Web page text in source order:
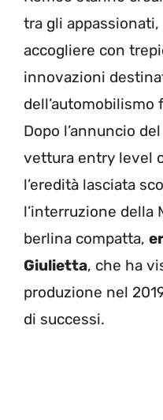
tra gli
accogliere con
innovazioni
dell’automobilismo
Dopo l’annuncio
vettura entry level
l’eredità lasciata
l’interruzione della
berlina compatta,
Giulietta, che ha
produzione nel
di successi.